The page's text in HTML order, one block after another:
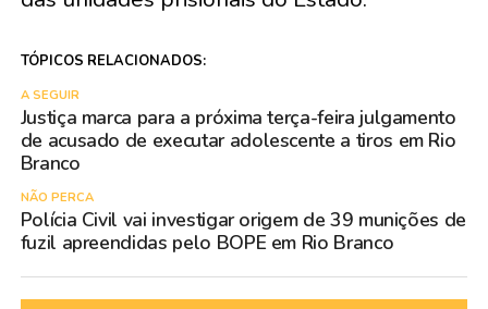
TÓPICOS RELACIONADOS:
A SEGUIR
Justiça marca para a próxima terça-feira julgamento
de acusado de executar adolescente a tiros em Rio
Branco
NÃO PERCA
Polícia Civil vai investigar origem de 39 munições de
fuzil apreendidas pelo BOPE em Rio Branco